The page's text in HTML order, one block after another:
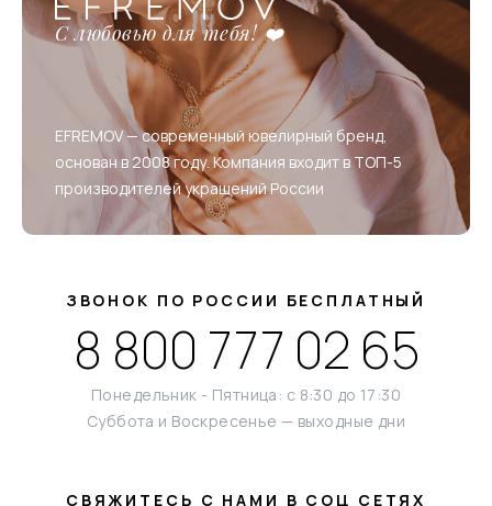
С любовью для тебя! ❤️
EFREMOV — современный ювелирный бренд,
основан в 2008 году. Компания входит в ТОП-5
производителей украшений России
ЗВОНОК ПО РОССИИ БЕСПЛАТНЫЙ
8 800 777 02 65
Понедельник - Пятница: с 8:30 до 17:30
Суббота и Воскресенье — выходные дни
СВЯЖИТЕСЬ С НАМИ В СОЦ СЕТЯХ